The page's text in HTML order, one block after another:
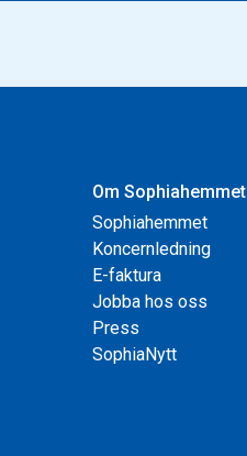
Om Sophiahemmet
Sophiahemmet
Koncernledning
E-faktura
Jobba hos oss
Press
SophiaNytt